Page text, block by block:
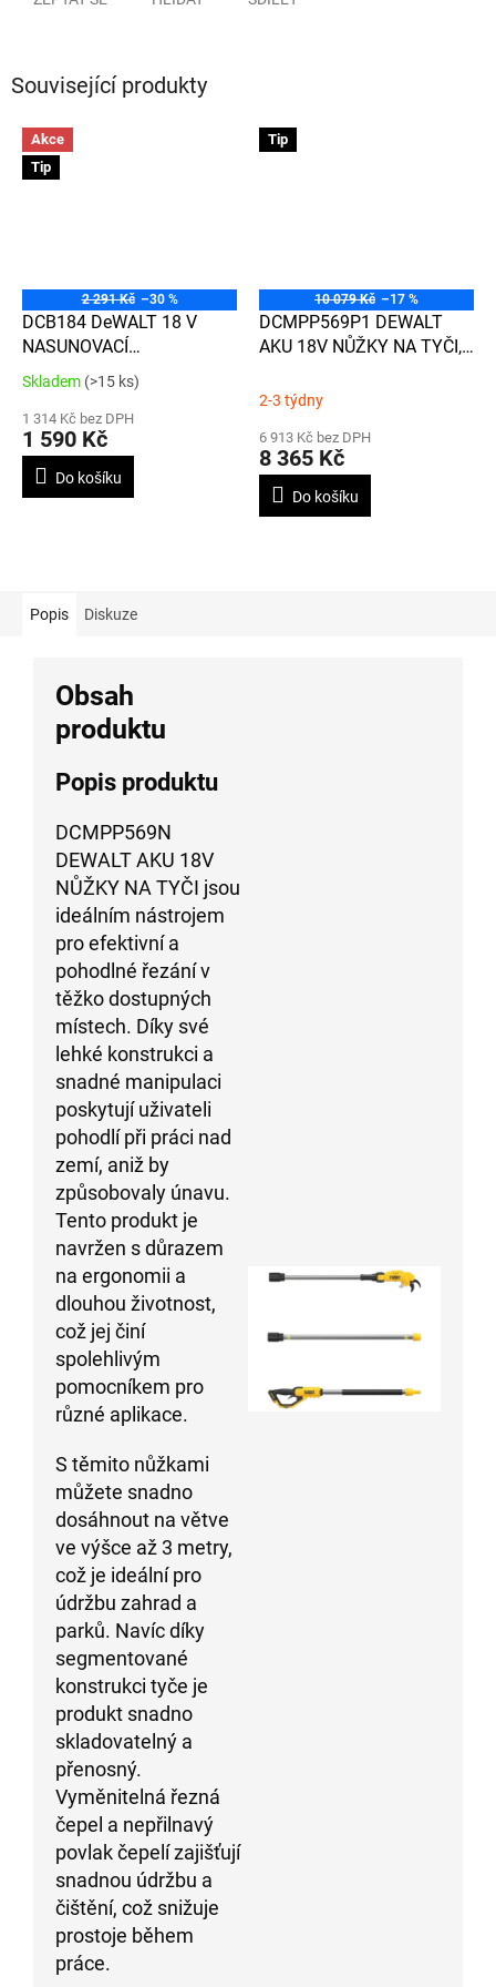
Související produkty
Akce
Tip
2 291 Kč –30 %
DCB184 DeWALT 18 V
NASUNOVACÍ
AKUMULÁTOR XR LI-ION S
KAPACITOU 5,0Ah
Průměrné
produktu
je
3,6
Skladem (>15 ks)
1 314 Kč bez DPH
1 590 Kč
Do košíku
Tip
10 079 Kč –17 %
DCMPP569P1 DEWALT
AKU 18V NŮŽKY NA TYČI,
NABÍJEČKA
2-3 týdny
6 913 Kč bez DPH
8 365 Kč
Do košíku
Popis Diskuze
Obsah
produktu
Popis produktu
DCMPP569N
DEWALT AKU 18V
NŮŽKY NA TYČI jsou
ideálním nástrojem
pro efektivní a
pohodlné řezání v
těžko dostupných
místech. Díky své
lehké konstrukci a
snadné manipulaci
poskytují uživateli
pohodlí při práci nad
zemí, aniž by
způsobovaly únavu.
Tento produkt je
navržen s důrazem
na ergonomii a
dlouhou životnost,
což jej činí
spolehlivým
pomocníkem pro
různé aplikace.
S těmito nůžkami
můžete snadno
dosáhnout na větve
ve výšce až 3 metry,
což je ideální pro
údržbu zahrad a
parků. Navíc díky
segmentované
konstrukci tyče je
produkt snadno
skladovatelný a
přenosný.
Vyměnitelná řezná
čepel a nepřilnavý
povlak čepelí zajišťují
snadnou údržbu a
čištění, což snižuje
prostoje během
práce.